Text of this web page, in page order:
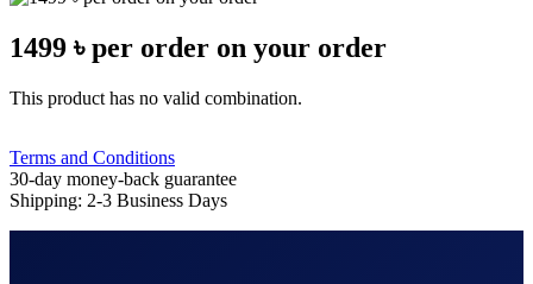
1499 ৳ per order on your order
This product has no valid combination.
Terms and Conditions
30-day money-back guarantee
Shipping: 2-3 Business Days